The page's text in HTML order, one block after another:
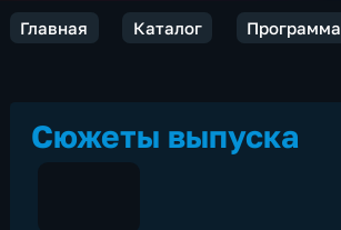
Главная Каталог Программа
Сюжеты выпуска